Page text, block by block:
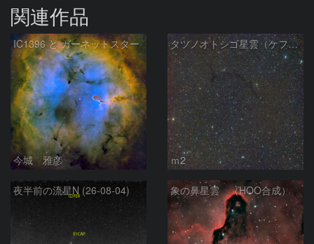
関連作品
IC1396 と ガーネットスター
今城 雅彦
タツノオトシゴ星雲（ケフェウス座）
ｍ2
夜半前の流星N (26-08-04) 象の鼻星雲 （HOO合成）